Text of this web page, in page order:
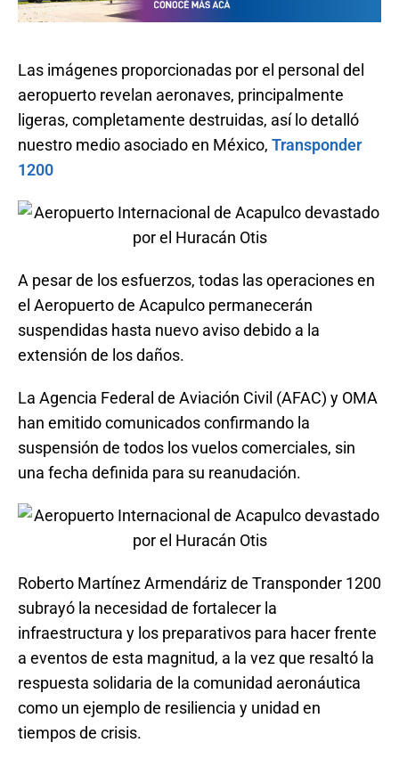
Las imágenes proporcionadas por el personal del
aeropuerto revelan aeronaves, principalmente
ligeras, completamente destruidas, así lo detalló
nuestro medio asociado en México, Transponder
1200
A pesar de los esfuerzos, todas las operaciones en
el Aeropuerto de Acapulco permanecerán
suspendidas hasta nuevo aviso debido a la
extensión de los daños.
La Agencia Federal de Aviación Civil (AFAC) y OMA
han emitido comunicados confirmando la
suspensión de todos los vuelos comerciales, sin
una fecha definida para su reanudación.
Roberto Martínez Armendáriz de Transponder 1200
subrayó la necesidad de fortalecer la
infraestructura y los preparativos para hacer frente
a eventos de esta magnitud, a la vez que resaltó la
respuesta solidaria de la comunidad aeronáutica
como un ejemplo de resiliencia y unidad en
tiempos de crisis.